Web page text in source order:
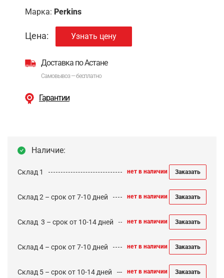
Марка: Perkins
Цена: Узнать цену
Доставка по Астане
Самовывоз — бесплатно
Гарантии
Наличие:
Склад 1 нет в наличии Заказать
Склад 2 – срок от 7-10 дней нет в наличии Заказать
Cклад 3 – срок от 10-14 дней нет в наличии Заказать
Склад 4 – срок от 7-10 дней нет в наличии Заказать
Склад 5 – срок от 10-14 дней нет в наличии Заказать